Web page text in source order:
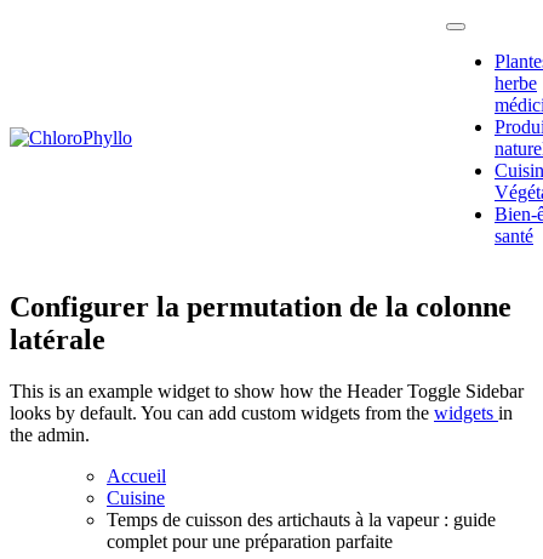
plantes et
légumes
pour notre
herbe
Bien-
santé
Configurer la permutation de la colonne
latérale
This is an example widget to show how the Header Toggle Sidebar
looks by default. You can add custom widgets from the widgets in
the admin.
Accueil
Cuisine
Temps de cuisson des artichauts à la vapeur : guide
complet pour une préparation parfaite